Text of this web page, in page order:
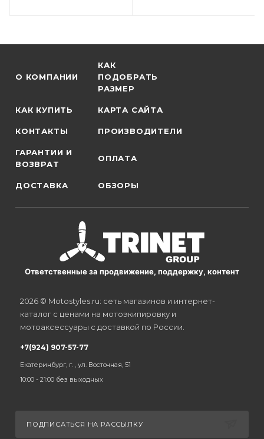
О КОМПАНИИ
КАК
ПОДОБРАТЬ
РАЗМЕР
КАК КУПИТЬ КАРТА САЙТА
КОНТАКТЫ ПРОИЗВОДИТЕЛИ
ГАРАНТИИ И
ВОЗВРАТ
ОПЛАТА
ДОСТАВКА ОБЗОРЫ
Ответственные за продвижение, поддержку, контент
2026 © Motostyles.ru: сеть магазинов и интернет-
каталог с ценами на мотоэкипировку и
мотоаксессуары с доставкой по России.
+7(924) 907-57-77
Екатеринбург, г. , ул. Восточная, 51
10:00 - 21:00 без выходных
ПОДПИСАТЬСЯ НА РАССЫЛКУ